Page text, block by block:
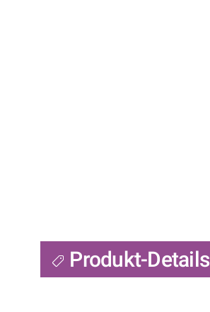
Produkt-Details